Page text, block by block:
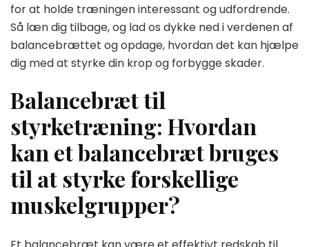
for at holde træningen interessant og udfordrende.
Så læn dig tilbage, og lad os dykke ned i verdenen af
balancebrættet og opdage, hvordan det kan hjælpe
dig med at styrke din krop og forbygge skader.
Balancebræt til
styrketræning: Hvordan
kan et balancebræt bruges
til at styrke forskellige
muskelgrupper?